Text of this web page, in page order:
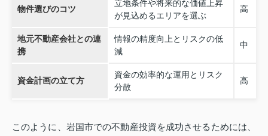
物件選びのコツ
立地条件や将来的な価値上昇
が見込めるエリアを選ぶ
高
地元不動産会社との連
携
情報の精度向上とリスクの低
減
中
資金計画の立て方
資金の効率的な運用とリスク
分散
高
このように、岩国市での不動産投資を成功させるためには、